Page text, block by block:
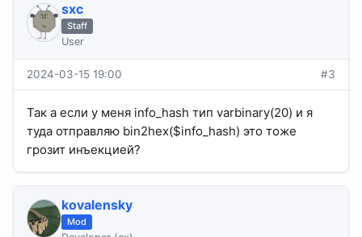
sхс
Staff
User
2024-03-15 19:00 #3
Так а если у меня info_hash тип varbinary(20) и я
туда отправляю bin2hex($info_hash) это тоже
грозит инъекцией?
kovalensky
Mod